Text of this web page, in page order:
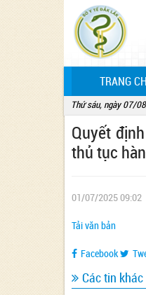
TRANG
Thứ sáu, ngày 07/
Quyết
thủ tục
01/07/2025 09:02
Tải văn bản
Facebook
Các tin khác